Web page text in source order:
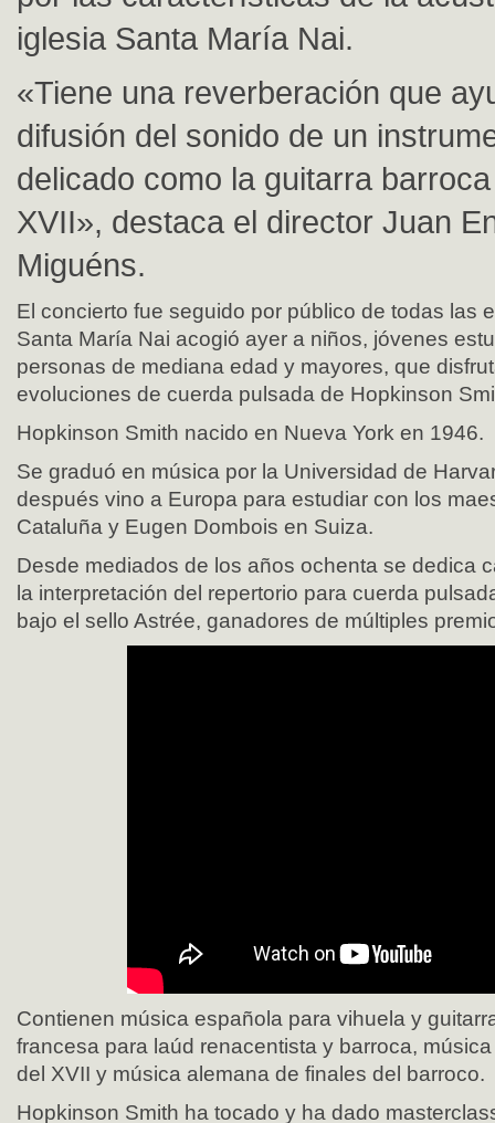
iglesia Santa María Nai.
«Tiene una reverberación que
difusión del sonido de un
delicado como la guitarra
XVII», destaca el director Juan
Miguéns.
El concierto fue seguido por público de todas las
Santa María Nai acogió ayer a niños, jóvenes
personas de mediana edad y mayores, que
evoluciones de cuerda pulsada de Hopkinson
Hopkinson Smith nacido en Nueva York en 1946.
Se graduó en música por la Universidad de
después vino a Europa para estudiar con los
Cataluña y Eugen Dombois en Suiza.
Desde mediados de los años ochenta se dedica
la interpretación del repertorio para cuerda
bajo el sello Astrée, ganadores de múltiples
Contienen música española para vihuela y
francesa para laúd renacentista y barroca,
del XVII y música alemana de finales del barroco.
Hopkinson Smith ha tocado y ha dado